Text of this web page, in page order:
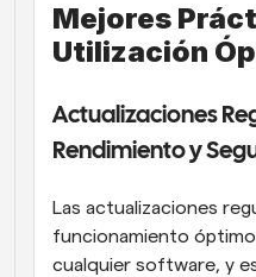
Mejores
Utilización
Actualizaciones
Rendimiento y
Las actualizaciones
funcionamiento
cualquier software, y